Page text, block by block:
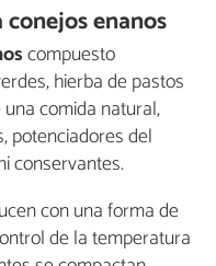
enanos
compuesto
hierba de pastos
comida natural,
potenciadores del
conservantes.
con una forma de
de la temperatura